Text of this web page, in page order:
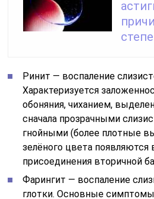
Ринит — воспаление
Характеризуется
обоняния, чиханием,
сначала прозрачными
гнойными (более плотные
зелёного цвета появляются
присоединения вторичной
Фарингит — воспаление
глотки. Основные